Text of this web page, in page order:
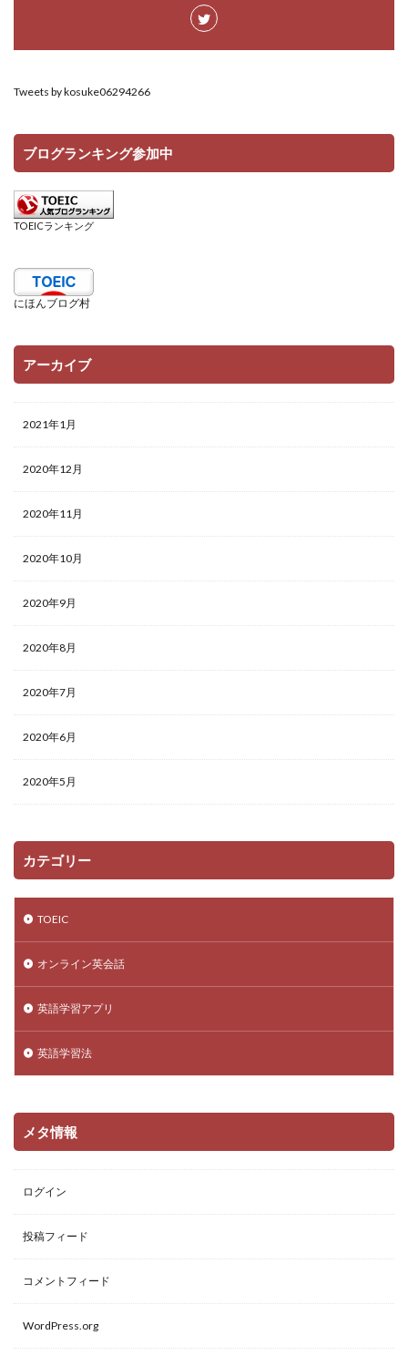
Tweets by kosuke06294266
ブログランキング参加中
TOEICランキング
にほんブログ村
アーカイブ
2021年1月
2020年12月
2020年11月
2020年10月
2020年9月
2020年8月
2020年7月
2020年6月
2020年5月
カテゴリー
TOEIC
オンライン英会話
英語学習アプリ
英語学習法
メタ情報
ログイン
投稿フィード
コメントフィード
WordPress.org